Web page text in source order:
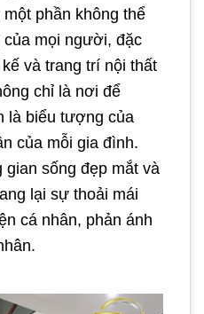
phần không thể
của mọi người, đặc
và trang trí nội thất
chỉ là nơi để
là biểu tượng của
của mỗi gia đình.
gian sống đẹp mắt và
lại sự thoải mái
cá nhân, phản ánh